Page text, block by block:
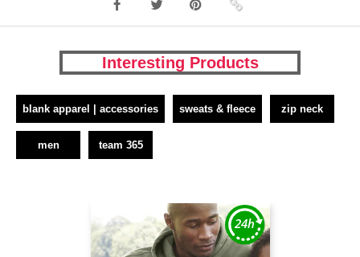
Interesting Products
blank apparel | accessories sweats & fleece zip neck
men team 365